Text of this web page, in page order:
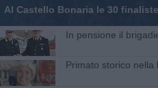
Al Castello Bonaria le 30
In pensione il
Primato storico nella